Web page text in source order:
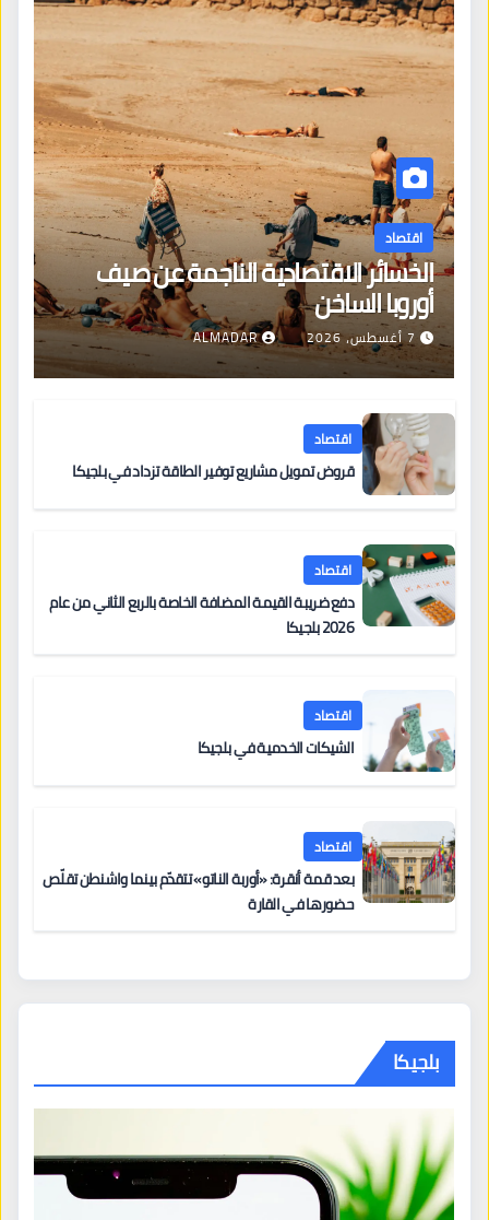
اقتصاد
الخسائر الاقتصادية الناجمة عن صيف
أوروبا الساخن
7 أغسطس، 2026 ALMADAR
اقتصاد
قروض تمويل مشاريع توفير الطاقة تزداد في بلجيكا
اقتصاد
دفع ضريبة القيمة المضافة الخاصة بالربع الثاني من عام
2026 بلجيكا
اقتصاد
الشيكات الخدمية في بلجيكا
اقتصاد
بعد قمة أنقرة: «أوربة الناتو» تتقدّم بينما واشنطن تقلّص
حضورها في القارة
بلجيكا